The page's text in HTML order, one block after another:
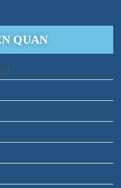
QUAN